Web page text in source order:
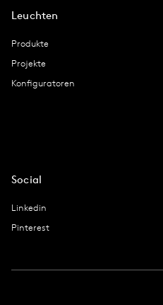
Leuchten
Produkte
Projekte
Konfiguratoren
Social
Linkedin
Pinterest